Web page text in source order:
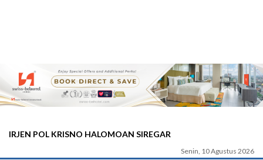
IRJEN POL KRISNO HALOMOAN SIREGAR
Senin, 10 Agustus 2026